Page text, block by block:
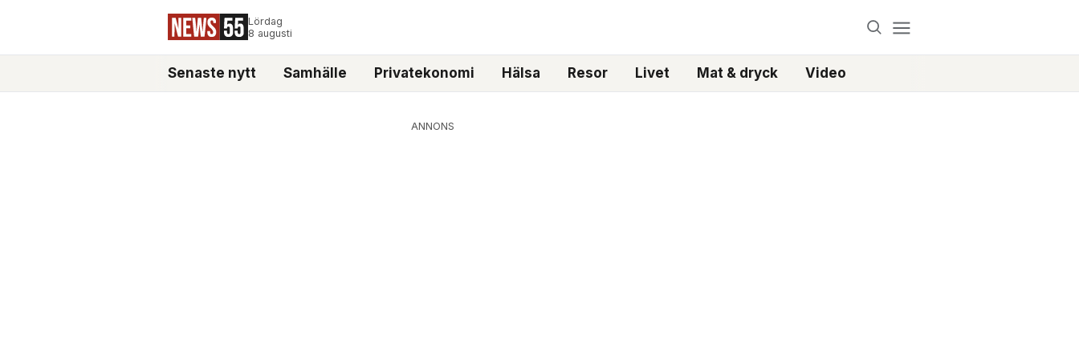
Lördag
8 augusti
Senaste nytt Samhälle Privatekonomi Hälsa Resor Livet Mat & dryck Video
ANNONS